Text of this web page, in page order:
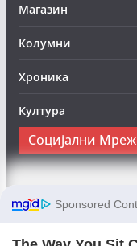
Магазин
Колумни
Хроника
Култура
Социјални